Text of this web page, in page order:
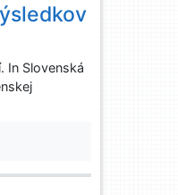
In Slovenská